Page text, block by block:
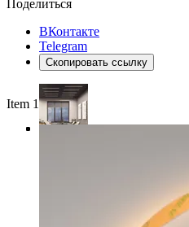
Поделиться
ВКонтакте
Telegram
Скопировать ссылку
Item 1 of 4